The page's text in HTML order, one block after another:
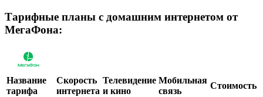
Тарифные планы с домашним интернетом от
МегаФона:
Название
тарифа
Скорость
интернета
Телевидение
и кино
Мобильная
связь
Стоимость